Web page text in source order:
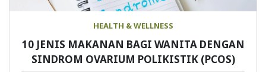
HEALTH & WELLNESS
10 JENIS MAKANAN BAGI WANITA DENGAN
SINDROM OVARIUM POLIKISTIK (PCOS)